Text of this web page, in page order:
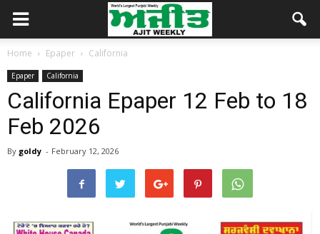
Home Epaper California
Epaper California
California Epaper 12 Feb to 18
Feb 2026
By goldy - February 12, 2026